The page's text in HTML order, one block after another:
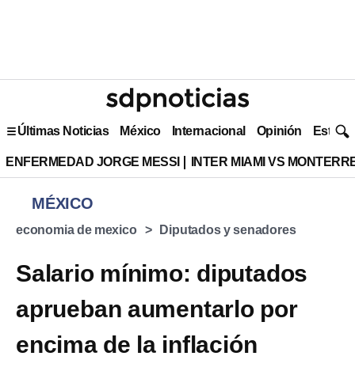
Últimas Noticias México Internacional Opinión Estilo
ENFERMEDAD JORGE MESSI INTER MIAMI VS
MÉXICO
economia de mexico Diputados y senadores
Salario mínimo: diputados
aprueban aumentarlo por
encima de la inflación